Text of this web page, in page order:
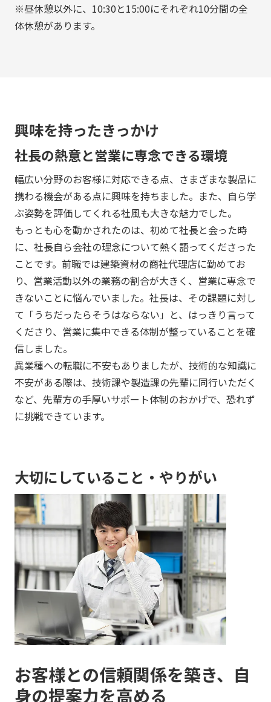
※昼休憩以外に、10:30と15:00にそれぞれ10分間の全
体休憩があります。
興味を持ったきっかけ
社長の熱意と営業に専念できる環境
幅広い分野のお客様に対応できる点、さまざまな製品に
携わる機会がある点に興味を持ちました。また、自ら学
ぶ姿勢を評価してくれる社風も大きな魅力でした。
もっとも心を動かされたのは、初めて社長と会った時
に、社長自ら会社の理念について熱く語ってくださった
ことです。前職では建築資材の商社代理店に勤めてお
り、営業活動以外の業務の割合が大きく、営業に専念で
きないことに悩んでいました。社長は、その課題に対し
て「うちだったらそうはならない」と、はっきり言って
くださり、営業に集中できる体制が整っていることを確
信しました。
異業種への転職に不安もありましたが、技術的な知識に
不安がある際は、技術課や製造課の先輩に同行いただく
など、先輩方の手厚いサポート体制のおかげで、恐れず
に挑戦できています。
大切にしていること・やりがい
お客様との信頼関係を築き、自
身の提案力を高める